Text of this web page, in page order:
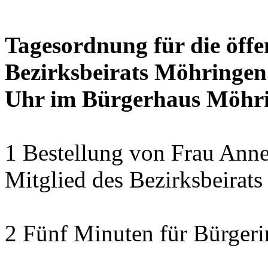
Tagesordnung für die
Bezirksbeirats
Uhr im Bürgerhaus
1 Bestellung von Frau
Mitglied des
2 Fünf Minuten für